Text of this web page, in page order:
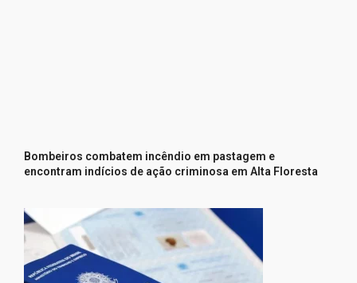
Bombeiros combatem incêndio em pastagem e
encontram indícios de ação criminosa em Alta Floresta